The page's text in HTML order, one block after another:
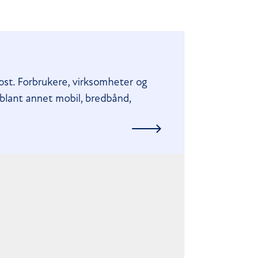
Forbrukere, virksomheter og
annet mobil, bredbånd,